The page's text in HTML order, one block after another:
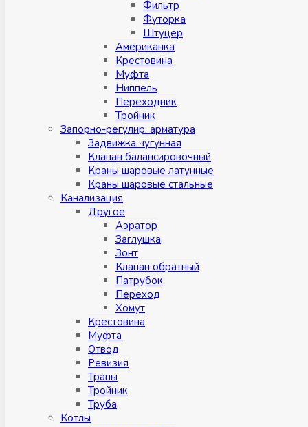
Фильтр
Футорка
Штуцер
Американка
Крестовина
Муфта
Ниппель
Переходник
Тройник
Запорно-регулир. арматура
Задвижка чугунная
Клапан балансировочный
Краны шаровые латунные
Краны шаровые стальные
Канализация
Другое
Аэратор
Заглушкa
Зонт
Клапан обратный
Патрубок
Переход
Хомут
Крестовина
Муфтa
Отвод
Ревизия
Трапы
Тройник
Труба
Котлы